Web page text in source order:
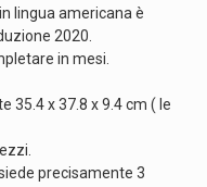
lingua americana è
2020.
in mesi.
35.4 x 37.8 x 9.4 cm ( le
precisamente 3